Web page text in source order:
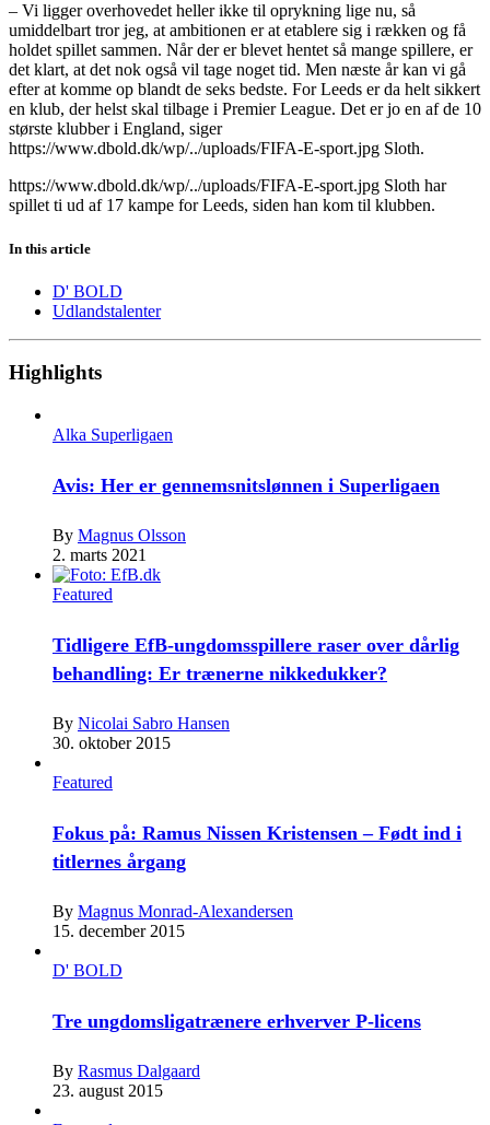
– Vi ligger overhovedet heller ikke til oprykning lige nu, så
umiddelbart tror jeg, at ambitionen er at etablere sig i rækken og få
holdet spillet sammen. Når der er blevet hentet så mange spillere, er
det klart, at det nok også vil tage noget tid. Men næste år kan vi gå
efter at komme op blandt de seks bedste. For Leeds er da helt sikkert
en klub, der helst skal tilbage i Premier League. Det er jo en af de 10
største klubber i England, siger
https://www.dbold.dk/wp/../uploads/FIFA-E-sport.jpg Sloth.
https://www.dbold.dk/wp/../uploads/FIFA-E-sport.jpg Sloth har
spillet ti ud af 17 kampe for Leeds, siden han kom til klubben.
In this article
D' BOLD
Udlandstalenter
Highlights
Alka Superligaen
Avis: Her er gennemsnitslønnen i Superligaen
By Magnus Olsson
2. marts 2021
Featured
Tidligere EfB-ungdomsspillere raser over dårlig
behandling: Er trænerne nikkedukker?
By Nicolai Sabro Hansen
30. oktober 2015
Featured
Fokus på: Ramus Nissen Kristensen – Født ind i
titlernes årgang
By Magnus Monrad-Alexandersen
15. december 2015
D' BOLD
Tre ungdomsligatrænere erhverver P-licens
By Rasmus Dalgaard
23. august 2015